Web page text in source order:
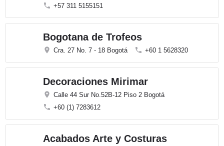
+57 311 5155151
Bogotana de Trofeos
Cra. 27 No. 7 - 18 Bogotá +60 1 5628320
Decoraciones Mirimar
Calle 44 Sur No.52B-12 Piso 2 Bogotá
+60 (1) 7283612
Acabados Arte y Costuras